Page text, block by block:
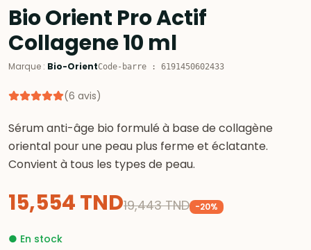
Bio Orient Pro Actif
Collagene 10 ml
Marque : Bio-OrientCode-barre : 6191450602433
(6 avis)
Sérum anti-âge bio formulé à base de collagène
oriental pour une peau plus ferme et éclatante.
Convient à tous les types de peau.
15,554TND19,443 TND -20%
● En stock